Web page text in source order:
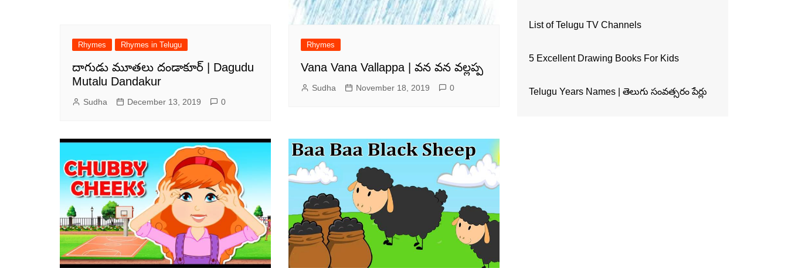
Rhymes Rhymes in Telugu
దాగుడు మూతలు దండాకూర్ | Dagudu
Mutalu Dandakur
Sudha December 13, 2019 0
Rhymes
Vana Vana Vallappa | వన వన వల్లప్ప
Sudha November 18, 2019 0
List of Telugu TV Channels
5 Excellent Drawing Books For Kids
Telugu Years Names | తెలుగు సంవత్సరం పేర్లు